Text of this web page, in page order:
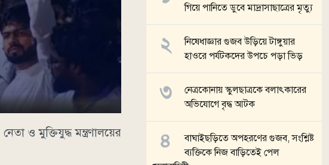
ও মুক্তিযুদ্ধ মন্ত্রণালয়ের
গিয়ে পানিতে ডুবে মাদ্রাসাছাত্রের মৃত্যু
নিষেধাজ্ঞার গুজব উড়িয়ে টাঙ্গুয়ার
হাওরে পর্যটকদের উপচে পড়া ভিড়
নেত্রকোনায় স্কুলছাত্রকে বলাৎকারের
অভিযোগে বৃদ্ধ আটক
বাঘাইছড়িতে অপহরণের গুজব, সংশ্লিষ্ট
ব্যক্তিকে নিজ বাড়িতেই পেল